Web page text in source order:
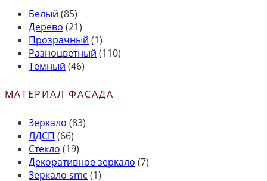
Белый (85)
Дерево (21)
Прозрачный (1)
Разноцветный (110)
Темный (46)
МАТЕРИАЛ ФАСАДА
Зеркало (83)
ЛДСП (66)
Стекло (19)
Декоративное зеркало (7)
Зеркало smc (1)